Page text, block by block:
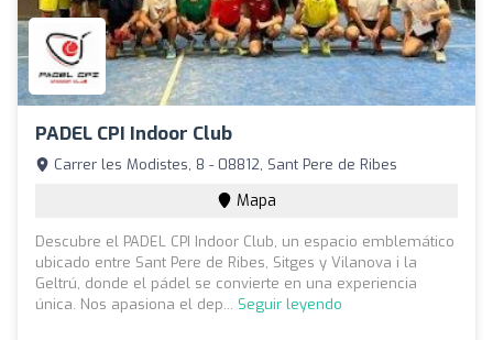
PADEL CPI Indoor Club
Carrer les Modistes, 8 - 08812, Sant Pere de Ribes
Mapa
Descubre el PADEL CPI Indoor Club, un espacio emblemático
ubicado entre Sant Pere de Ribes, Sitges y Vilanova i la
Geltrú, donde el pádel se convierte en una experiencia
única. Nos apasiona el dep... Seguir leyendo